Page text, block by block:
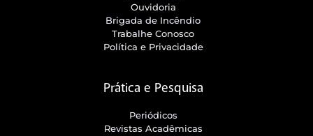
Ouvidoria
Brigada de Incêndio
Trabalhe Conosco
Política e Privacidade
Prática e Pesquisa
Periódicos
Revistas Acadêmicas